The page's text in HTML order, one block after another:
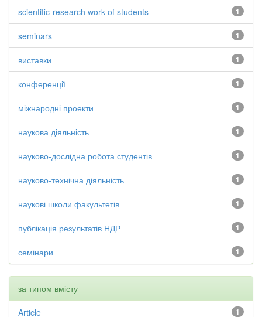
1
scientific-research work of students
1
seminars
1
виставки
1
конференції
1
міжнародні проекти
1
наукова діяльність
1
науково-дослідна робота студентів
1
науково-технічна діяльність
1
наукові школи факультетів
1
публікація результатів НДР
1
семінари
за типом вмісту
1
Article